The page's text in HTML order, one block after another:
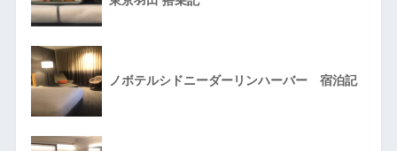
ノボテルシドニーダーリンハーバー 宿泊記